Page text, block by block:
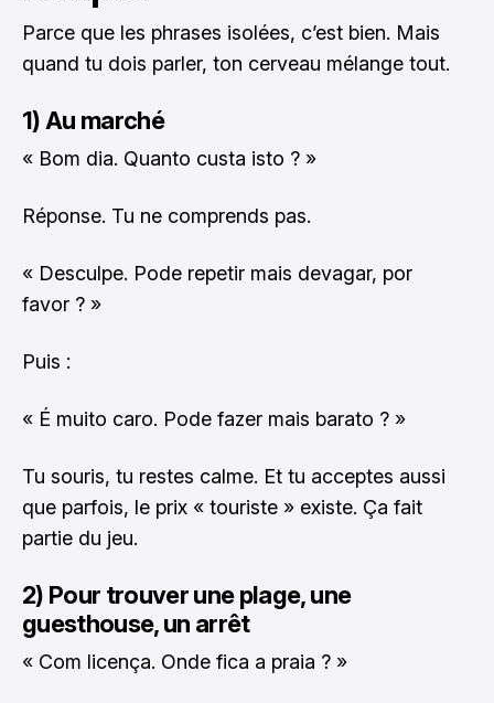
Parce que les phrases isolées, c’est bien. Mais
quand tu dois parler, ton cerveau mélange tout.
1) Au marché
« Bom dia. Quanto custa isto ? »
Réponse. Tu ne comprends pas.
« Desculpe. Pode repetir mais devagar, por
favor ? »
Puis :
« É muito caro. Pode fazer mais barato ? »
Tu souris, tu restes calme. Et tu acceptes aussi
que parfois, le prix « touriste » existe. Ça fait
partie du jeu.
2) Pour trouver une plage, une
guesthouse, un arrêt
« Com licença. Onde fica a praia ? »